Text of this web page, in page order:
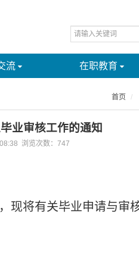
流 在职教育
首页
业审核工作的通知
浏览次数： 747
现将有关毕业申请与审